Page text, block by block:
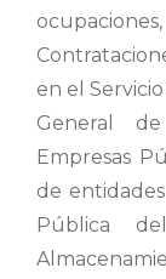
en el
General
Empresas
de
Pública